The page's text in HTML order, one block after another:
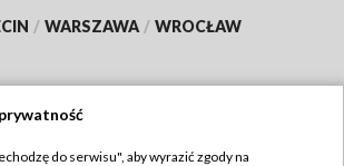
/ WARSZAWA / WROCŁAW
do serwisu", aby wyrazić zgody na